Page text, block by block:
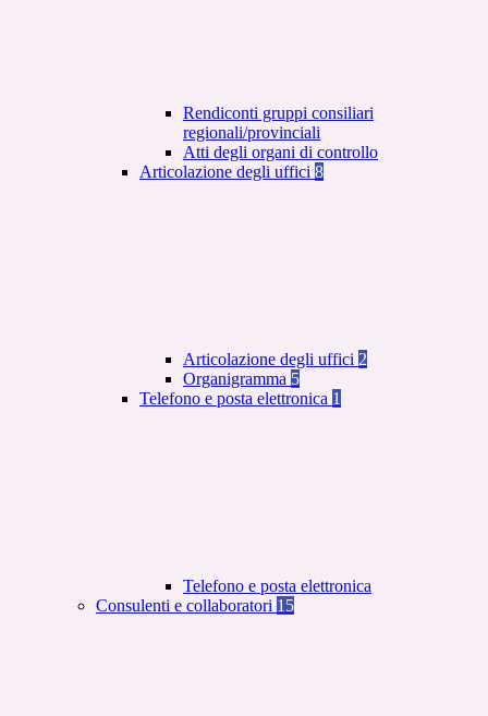
Rendiconti gruppi consiliari
regionali/provinciali
Atti degli organi di controllo
Articolazione degli uffici 8
Articolazione degli uffici 2
Organigramma 5
Telefono e posta elettronica 1
Telefono e posta elettronica
Consulenti e collaboratori 15